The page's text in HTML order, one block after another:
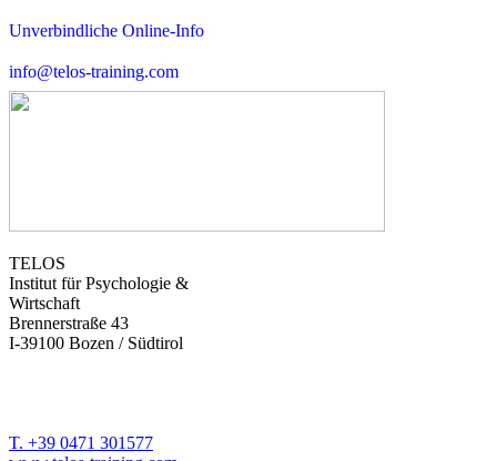
Unverbindliche Online-Info
info@telos-training.com
TELOS
Institut für Psychologie &
Wirtschaft
Brennerstraße 43
I-39100 Bozen / Südtirol
T. +39 0471 301577